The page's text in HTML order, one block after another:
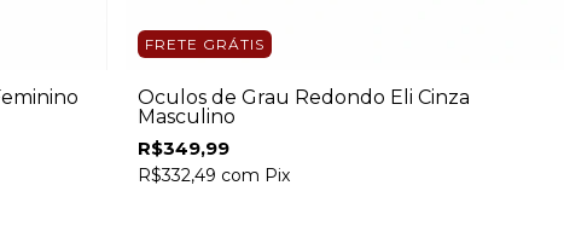
FRETE GRÁTIS
Óculos de Grau Redondo Eli Cinza
Masculino
R$349,99
R$332,49 com Pix